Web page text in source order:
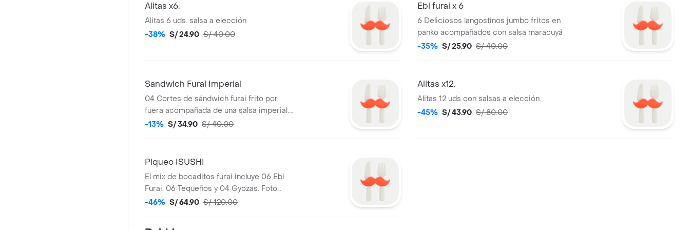
Alitas x6.
Alitas 6 uds. salsa a elección
-38% S/ 24.90 S/ 40.00
Ebi furai x 6
6 Deliciosos langostinos jumbo fritos en
panko acompañados con salsa maracuyá
-35% S/ 25.90 S/ 40.00
Sandwich Furai Imperial
04 Cortes de sándwich furai frito por
fuera acompañada de una salsa imperial.
Foto Referencial
-13% S/ 34.90 S/ 40.00
Alitas x12.
Alitas 12 uds con salsas a elección.
-45% S/ 43.90 S/ 80.00
Piqueo ISUSHI
El mix de bocaditos furai incluye 06 Ebi
Furai, 06 Tequeños y 04 Gyozas. Foto
Referencial.
-46% S/ 64.90 S/ 120.00